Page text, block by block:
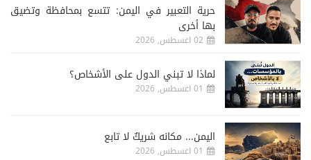
حرية التعبير في اليمن: تتسع بمحافظة وتضيق
بها أخرى
02 اغسطس, 2026
لماذا لا تبني الدول على الأشخاص؟
01 اغسطس, 2026
اليمن... مكانه شريكٌ لا تابع
01 اغسطس, 2026